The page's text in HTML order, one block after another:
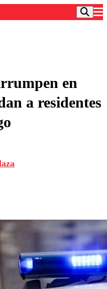
medios
en
a residentes